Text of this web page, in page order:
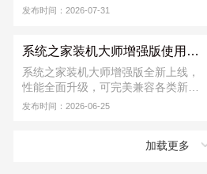
各类故障情况，这个时候用户们可以
从下载到安装完成，不收取任何费
用！若安装出现问题，可联系系统之
家装机大师官方 QQ 群：
发布时间：2026-07-31
系统之家装机大师增强版使用教程
系统之家装机大师增强版全新上线，
性能全面升级，可完美兼容各类新旧
硬件，同时支持 UEFI、Legacy 双引
稳定，日常装系统省心又便捷。下面
发布时间：2026-06-25
加载更多